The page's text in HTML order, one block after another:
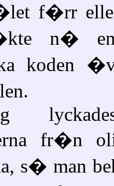
f�rr
n�
koden
fr�n
s� man